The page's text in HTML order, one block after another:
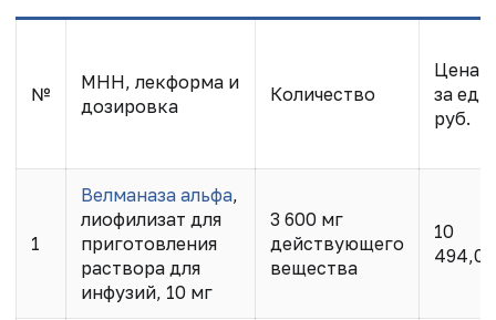
№
МНН, лекформа и
дозировка
Количество
Цена
за ед.,
руб.
1
Велманаза альфа,
лиофилизат для
приготовления
раствора для
инфузий, 10 мг
3 600 мг
действующего
вещества
10
494,00